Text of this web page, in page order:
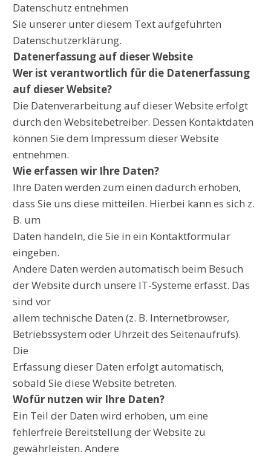
Datenschutz entnehmen
Sie unserer unter diesem Text aufgeführten
Datenschutzerklärung.
Datenerfassung auf dieser Website
Wer ist verantwortlich für die Datenerfassung
auf dieser Website?
Die Datenverarbeitung auf dieser Website erfolgt
durch den Websitebetreiber. Dessen Kontaktdaten
können Sie dem Impressum dieser Website
entnehmen.
Wie erfassen wir Ihre Daten?
Ihre Daten werden zum einen dadurch erhoben,
dass Sie uns diese mitteilen. Hierbei kann es sich z.
B. um
Daten handeln, die Sie in ein Kontaktformular
eingeben.
Andere Daten werden automatisch beim Besuch
der Website durch unsere IT-Systeme erfasst. Das
sind vor
allem technische Daten (z. B. Internetbrowser,
Betriebssystem oder Uhrzeit des Seitenaufrufs).
Die
Erfassung dieser Daten erfolgt automatisch,
sobald Sie diese Website betreten.
Wofür nutzen wir Ihre Daten?
Ein Teil der Daten wird erhoben, um eine
fehlerfreie Bereitstellung der Website zu
gewährleisten. Andere